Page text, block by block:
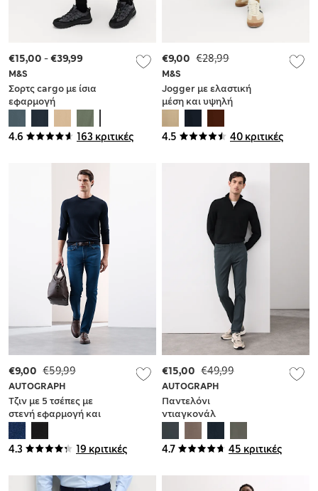
4.6 163 κριτικές
M&S
Σορτς cargo με ίσια
εφαρμογή
€15,00 -€39,99
4.5 40 κριτικές
M&S
Jogger με ελαστική
μέση και υψηλή
βαμβάκι
€28,99
€9,00
4.3 19 κριτικές
AUTOGRAPH
Τζιν με 5 τσέπες με
στενή εφαρμογή και
απαλή υφή
€59,99
€9,00
4.7 45 κριτικές
AUTOGRAPH
Παντελόνι
ντιαγκονάλ
τσέπες και στενή
εφαρμογή
€49,99
€15,00